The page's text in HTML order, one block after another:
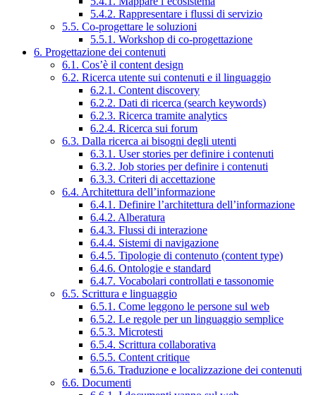
5.4.2. Rappresentare i flussi di servizio
5.5. Co-progettare le soluzioni
5.5.1. Workshop di co-progettazione
6. Progettazione dei contenuti
6.1. Cos’è il content design
6.2. Ricerca utente sui contenuti e il linguaggio
6.2.1. Content discovery
6.2.2. Dati di ricerca (search keywords)
6.2.3. Ricerca tramite analytics
6.2.4. Ricerca sui forum
6.3. Dalla ricerca ai bisogni degli utenti
6.3.1. User stories per definire i contenuti
6.3.2. Job stories per definire i contenuti
6.3.3. Criteri di accettazione
6.4. Architettura dell’informazione
6.4.1. Definire l’architettura dell’informazione
6.4.2. Alberatura
6.4.3. Flussi di interazione
6.4.4. Sistemi di navigazione
6.4.5. Tipologie di contenuto (content type)
6.4.6. Ontologie e standard
6.4.7. Vocabolari controllati e tassonomie
6.5. Scrittura e linguaggio
6.5.1. Come leggono le persone sul web
6.5.2. Le regole per un linguaggio semplice
6.5.3. Microtesti
6.5.4. Scrittura collaborativa
6.5.5. Content critique
6.5.6. Traduzione e localizzazione dei contenuti
6.6. Documenti